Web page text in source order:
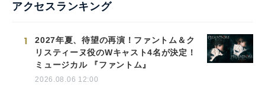
アクセスランキング
1
2027年夏、待望の再演！ファントム＆ク
リスティーヌ役のWキャスト4名が決定！
ミュージカル 『ファントム』
2026.08.06 12:00